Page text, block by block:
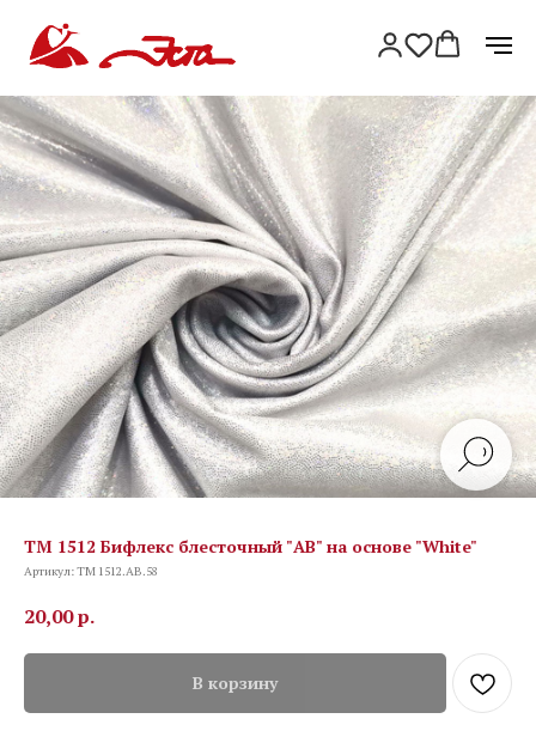
TM 1512 Бифлекс блесточный "AB" на основе "White"
Артикул:TM 1512.AB.58
20,00р.
В корзину